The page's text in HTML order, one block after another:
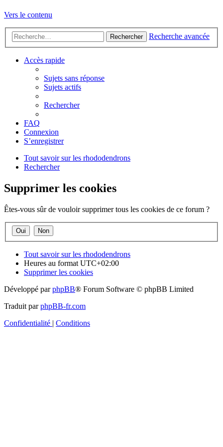
Vers le contenu
Rechercher Recherche avancée
Accès rapide
Sujets sans réponse
Sujets actifs
Rechercher
FAQ
Connexion
S’enregistrer
Tout savoir sur les rhododendrons
Rechercher
Supprimer les cookies
Êtes-vous sûr de vouloir supprimer tous les cookies de ce forum ?
Tout savoir sur les rhododendrons
Heures au formatUTC+02:00
Supprimer les cookies
Développé parphpBB® Forum Software © phpBB Limited
Traduit parphpBB-fr.com
Confidentialité | Conditions